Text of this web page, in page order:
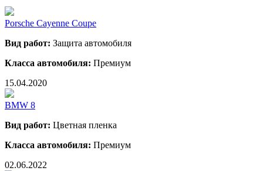
Porsche Cayenne Coupe
Вид работ: Защита автомобиля
Класса автомобиля: Премиум
15.04.2020
BMW 8
Вид работ: Цветная пленка
Класса автомобиля: Премиум
02.06.2022